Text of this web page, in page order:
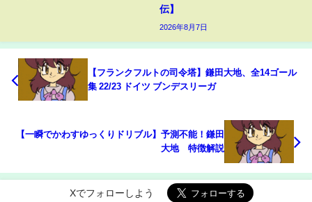
伝】
2026年8月7日
【フランクフルトの司令塔】鎌田大地、全14ゴール
集 22/23 ドイツ ブンデスリーガ
【一瞬でかわすゆっくりドリブル】予測不能！鎌田
大地 特徴解説
Xでフォローしよう